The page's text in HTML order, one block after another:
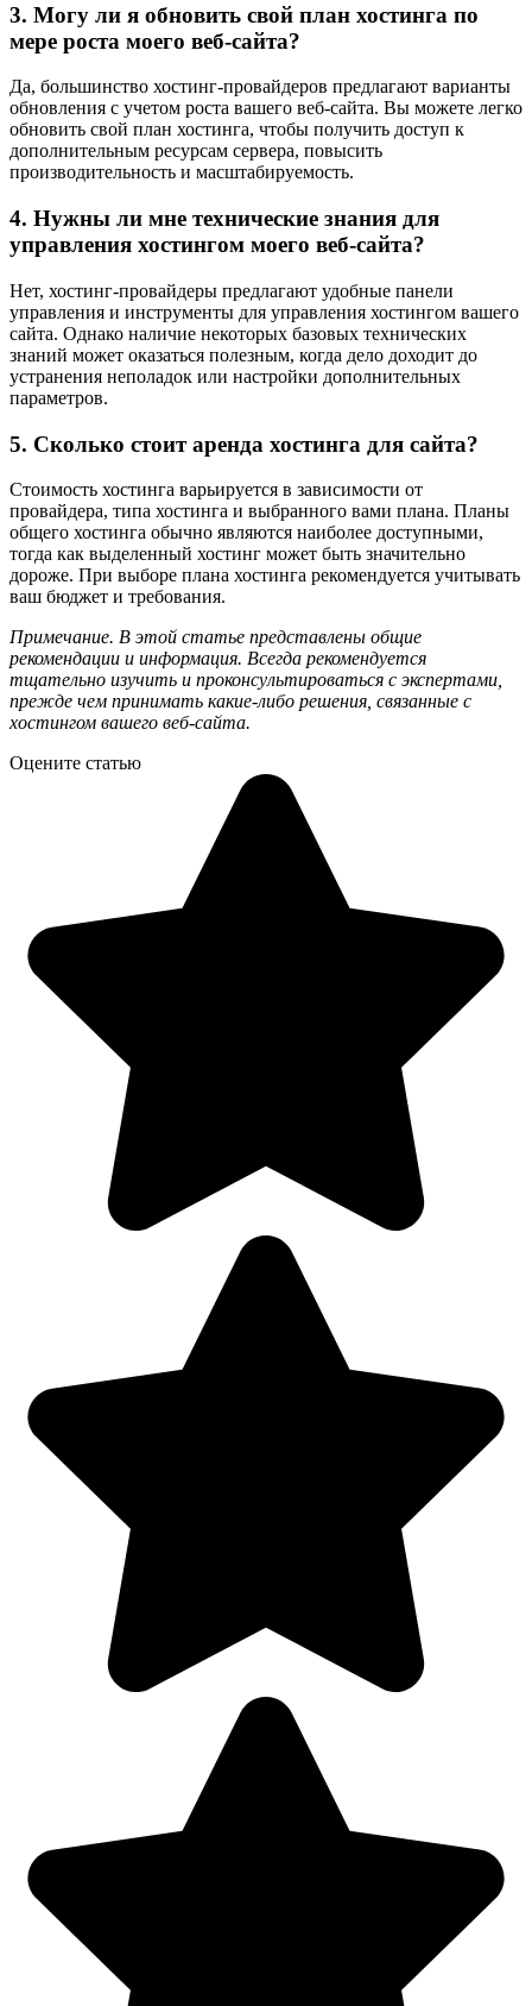
3. Могу ли я обновить свой план хостинга по
мере роста моего веб-сайта?
Да, большинство хостинг-провайдеров предлагают варианты
обновления с учетом роста вашего веб-сайта. Вы можете легко
обновить свой план хостинга, чтобы получить доступ к
дополнительным ресурсам сервера, повысить
производительность и масштабируемость.
4. Нужны ли мне технические знания для
управления хостингом моего веб-сайта?
Нет, хостинг-провайдеры предлагают удобные панели
управления и инструменты для управления хостингом вашего
сайта. Однако наличие некоторых базовых технических
знаний может оказаться полезным, когда дело доходит до
устранения неполадок или настройки дополнительных
параметров.
5. Сколько стоит аренда хостинга для сайта?
Стоимость хостинга варьируется в зависимости от
провайдера, типа хостинга и выбранного вами плана. Планы
общего хостинга обычно являются наиболее доступными,
тогда как выделенный хостинг может быть значительно
дороже. При выборе плана хостинга рекомендуется учитывать
ваш бюджет и требования.
Примечание. В этой статье представлены общие
рекомендации и информация. Всегда рекомендуется
тщательно изучить и проконсультироваться с экспертами,
прежде чем принимать какие-либо решения, связанные с
хостингом вашего веб-сайта.
Оцените статью